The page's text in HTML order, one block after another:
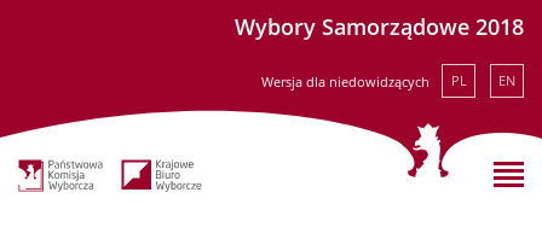
Wybory Samorządowe 2018
Wersja dla niedowidzących PL EN